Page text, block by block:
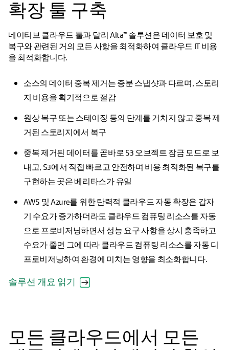
확장 툴 구축
네이티브 클라우드 툴과 달리 Alta™ 솔루션은 데이터 보호 및
복구와 관련된 거의 모든 사항을 최적화하여 클라우드 IT 비용
을 최적화합니다.
소스의 데이터 중복 제거는 증분 스냅샷과 다르며, 스토리
지 비용을 획기적으로 절감
원상 복구 또는 스테이징 등의 단계를 거치지 않고 중복 제
거된 스토리지에서 복구
중복 제거된 데이터를 곧바로 S3 오브젝트 잠금 모드로 보
내고, S3에서 직접 빠르고 안전하며 비용 최적화된 복구를
구현하는 곳은 베리타스가 유일
AWS 및 Azure를 위한 탄력적 클라우드 자동 확장은 갑자
기 수요가 증가하더라도 클라우드 컴퓨팅 리소스를 자동
으로 프로비저닝하면서 성능 요구 사항을 상시 충족하고
수요가 줄면 그에 따라 클라우드 컴퓨팅 리소스를 자동 디
프로비저닝하여 환경에 미치는 영향을 최소화합니다.
솔루션 개요 읽기
모든 클라우드에서 모든